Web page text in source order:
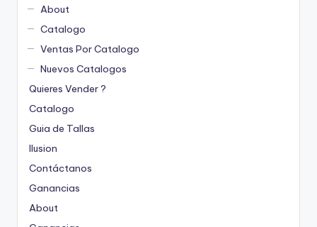
About
Catalogo
Ventas Por Catalogo
Nuevos Catalogos
Quieres Vender ?
Catalogo
Guia de Tallas
Ilusion
Contáctanos
Ganancias
About